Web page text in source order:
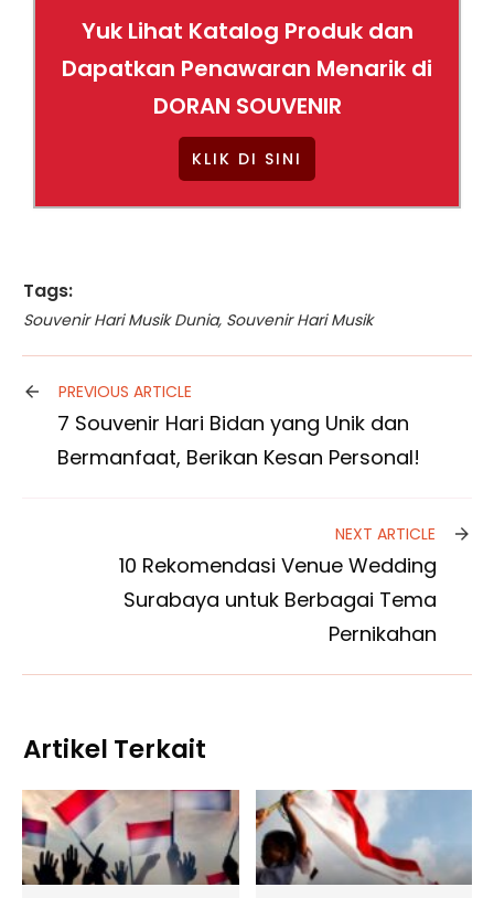
Yuk Lihat Katalog Produk dan
Dapatkan Penawaran Menarik di
DORAN SOUVENIR
KLIK DI SINI
Tags:
Souvenir Hari Musik Dunia, Souvenir Hari Musik
PREVIOUS ARTICLE
7 Souvenir Hari Bidan yang Unik dan
Bermanfaat, Berikan Kesan Personal!
NEXT ARTICLE
10 Rekomendasi Venue Wedding
Surabaya untuk Berbagai Tema
Pernikahan
Artikel Terkait